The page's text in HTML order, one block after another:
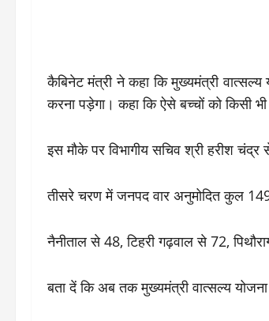
कैबिनेट मंत्री ने कहा कि मुख्यमंत्री
करना पड़ेगा। कहा कि ऐसे बच्चों को किसी
इस मौके पर विभागीय सचिव श्री हरीश चंद्र
तीसरे चरण में जनपद वार अनुमोदित कुल
नैनीताल से 48, टिहरी गढ़वाल से 72,
बता दें कि अब तक मुख्यमंत्री वात्सल्य